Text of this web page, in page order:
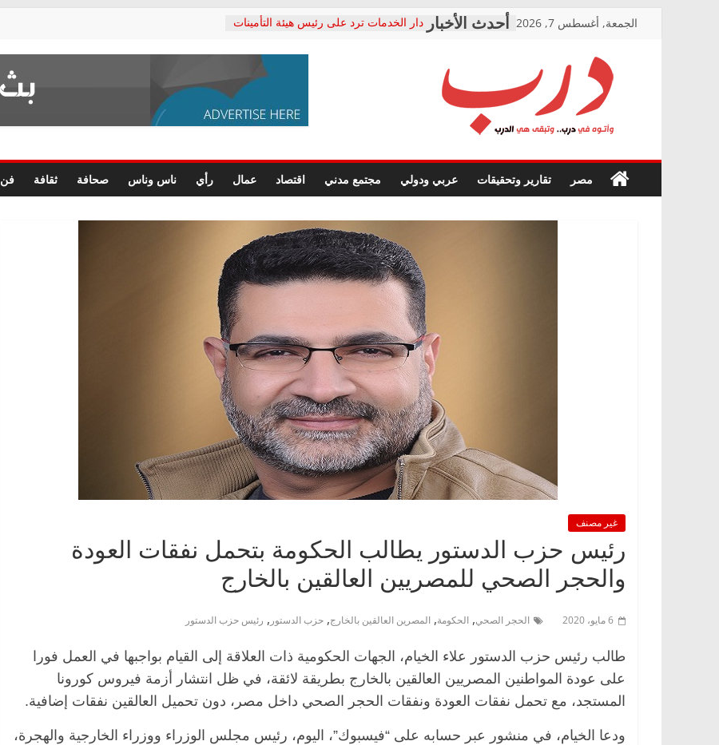
الجمعة, أغسطس 7, 2026
دار الخدمات ترد على رئيس هيئة التأمينات
معاناة أصحاب المعاشات.. ونطالب بكشف
فرحات سليمان يكتب: القطاع الصحي إلى
حزب التحالف الشعبي يطلق لجنة “الحق
صور .. اعتماد الرسومات النهائية للقرار
الوزاري لمدينة الصحفيين.. وانتهاء أعمال
إنشاء المبنى الإداري
متابعة قضية الدكتور محمد زهران.. ويؤكد:
قرينة البراءة وضمانات المحاكمة العادلة
حق أصيل
درب
في
درب..
مصر تقارير وتحقيقات عربي ودولي مجتمع مدني اقتصاد عمال رأي ناس وناس صحافة ثقافة فن
غير مصنف
رئيس حزب الدستور يطالب الحكومة بتحمل نفقات العودة
والحجر الصحي للمصريين العالقين بالخارج
6 مايو، 2020 الحجر الصحي, الحكومة, المصرين العالقين بالخارج, حزب الدستور , رئيس حزب الدستور
طالب رئيس حزب الدستور علاء الخيام، الجهات الحكومية ذات العلاقة إلى القيام بواجبها في العمل فورا
على عودة المواطنين المصريين العالقين بالخارج بطريقة لائقة، في ظل انتشار أزمة فيروس كورونا
المستجد، مع تحمل نفقات العودة ونفقات الحجر الصحي داخل مصر، دون تحميل العالقين نفقات إضافية.
ودعا الخيام، في منشور عبر حسابه على “فيسبوك”، اليوم، رئيس مجلس الوزراء ووزراء الخارجية والهجرة،